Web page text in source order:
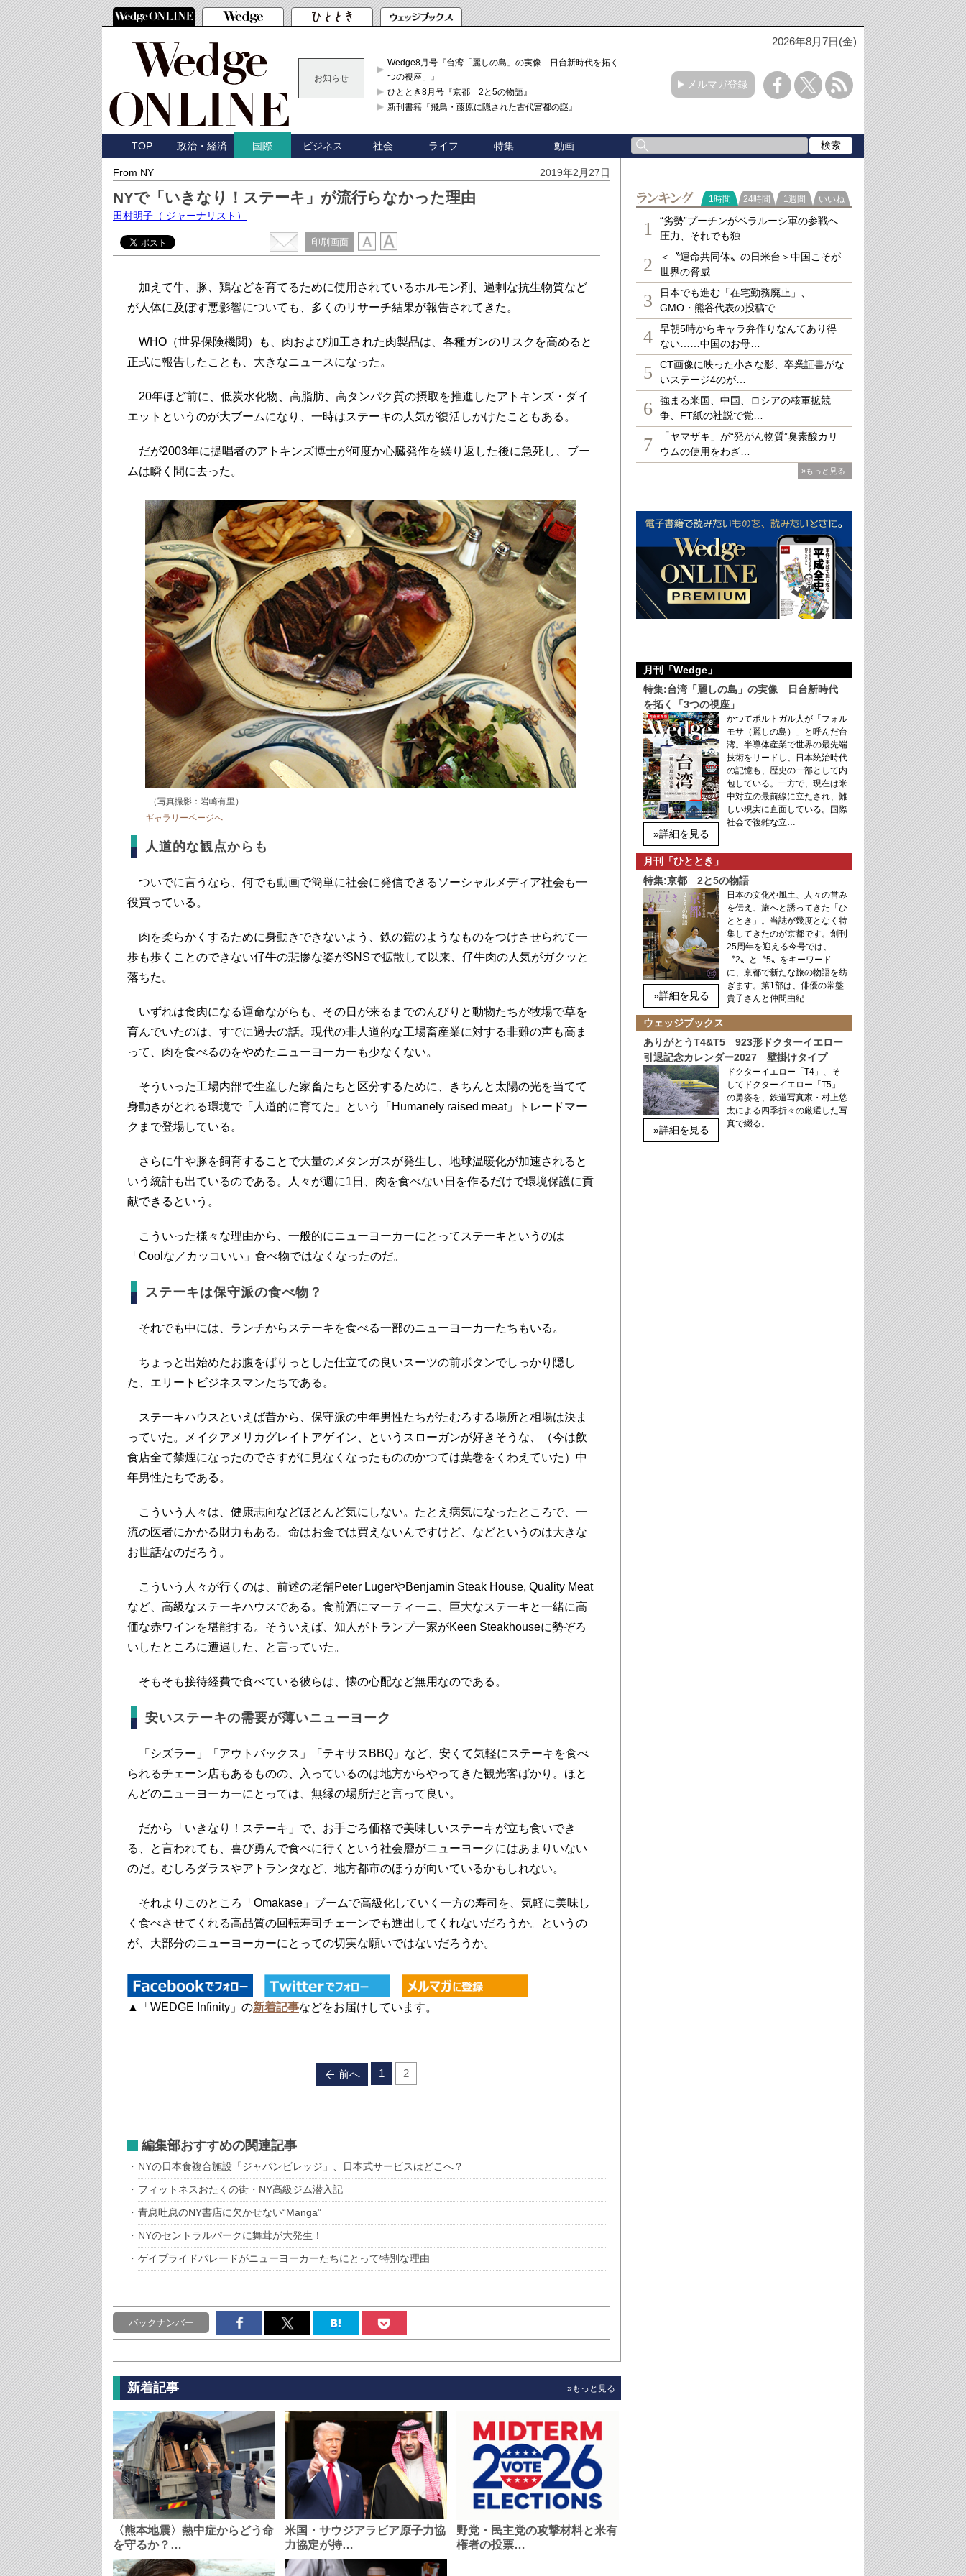
2026年8月7日(金)
お知らせ
Wedge8月号『台湾「麗しの島」の実像 日台新時代を拓く「3
つの視座」』
ひととき8月号『京都 2と5の物語』
新刊書籍『飛鳥・藤原に隠された古代宮都の謎』
メルマガ登録
TOP 政治・経済 国際 ビジネス 社会 ライフ 特集 動画
From NY 2019年2月27日
NYで「いきなり！ステーキ」が流行らなかった理由
田村明子 （ ジャーナリスト）
印刷画面
加えて牛、豚、鶏などを育てるために使用されているホルモン剤、過剰な抗生物質など
が人体に及ぼす悪影響についても、多くのリサーチ結果が報告されてきた。
WHO（世界保険機関）も、肉および加工された肉製品は、各種ガンのリスクを高めると
正式に報告したことも、大きなニュースになった。
20年ほど前に、低炭水化物、高脂肪、高タンパク質の摂取を推進したアトキンズ・ダイ
エットというのが大ブームになり、一時はステーキの人気が復活しかけたこともある。
だが2003年に提唱者のアトキンズ博士が何度か心臓発作を繰り返した後に急死し、ブー
ムは瞬く間に去った。
（写真撮影：岩崎有里）
ギャラリーページへ
人道的な観点からも
ついでに言うなら、何でも動画で簡単に社会に発信できるソーシャルメディア社会も一
役買っている。
肉を柔らかくするために身動きできないよう、鉄の鎧のようなものをつけさせられて一
歩も歩くことのできない仔牛の悲惨な姿がSNSで拡散して以来、仔牛肉の人気がガクッと
落ちた。
いずれは食肉になる運命ながらも、その日が来るまでのんびりと動物たちが牧場で草を
育んでいたのは、すでに過去の話。現代の非人道的な工場畜産業に対する非難の声も高ま
って、肉を食べるのをやめたニューヨーカーも少なくない。
そういった工場内部で生産した家畜たちと区分するために、きちんと太陽の光を当てて
身動きがとれる環境で「人道的に育てた」という「Humanely raised meat」トレードマー
クまで登場している。
さらに牛や豚を飼育することで大量のメタンガスが発生し、地球温暖化が加速されると
いう統計も出ているのである。人々が週に1日、肉を食べない日を作るだけで環境保護に貢
献できるという。
こういった様々な理由から、一般的にニューヨーカーにとってステーキというのは
「Coolな／カッコいい」食べ物ではなくなったのだ。
ステーキは保守派の食べ物？
それでも中には、ランチからステーキを食べる一部のニューヨーカーたちもいる。
ちょっと出始めたお腹をばりっとした仕立ての良いスーツの前ボタンでしっかり隠し
た、エリートビジネスマンたちである。
ステーキハウスといえば昔から、保守派の中年男性たちがたむろする場所と相場は決ま
っていた。メイクアメリカグレイトアゲイン、というスローガンが好きそうな、（今は飲
食店全て禁煙になったのでさすがに見なくなったもののかつては葉巻をくわえていた）中
年男性たちである。
こういう人々は、健康志向などほとんど気にしない。たとえ病気になったところで、一
流の医者にかかる財力もある。命はお金では買えないんですけど、などというのは大きな
お世話なのだろう。
こういう人々が行くのは、前述の老舗Peter LugerやBenjamin Steak House, Quality Meat
など、高級なステーキハウスである。食前酒にマーティーニ、巨大なステーキと一緒に高
価な赤ワインを堪能する。そういえば、知人がトランプ一家がKeen Steakhouseに勢ぞろ
いしたところに遭遇した、と言っていた。
そもそも接待経費で食べている彼らは、懐の心配など無用なのである。
安いステーキの需要が薄いニューヨーク
「シズラー」「アウトバックス」「テキサスBBQ」など、安くて気軽にステーキを食べ
られるチェーン店もあるものの、入っているのは地方からやってきた観光客ばかり。ほと
んどのニューヨーカーにとっては、無縁の場所だと言って良い。
だから「いきなり！ステーキ」で、お手ごろ価格で美味しいステーキが立ち食いでき
る、と言われても、喜び勇んで食べに行くという社会層がニューヨークにはあまりいない
のだ。むしろダラスやアトランタなど、地方都市のほうが向いているかもしれない。
それよりこのところ「Omakase」ブームで高級化していく一方の寿司を、気軽に美味し
く食べさせてくれる高品質の回転寿司チェーンでも進出してくれないだろうか。というの
が、大部分のニューヨーカーにとっての切実な願いではないだろうか。
▲「WEDGE Infinity」の新着記事などをお届けしています。
前へ 1 2
編集部おすすめの関連記事
NYの日本食複合施設「ジャパンビレッジ」、日本式サービスはどこへ？
フィットネスおたくの街・NY高級ジム潜入記
青息吐息のNY書店に欠かせない“Manga”
NYのセントラルパークに舞茸が大発生！
ゲイプライドパレードがニューヨーカーたちにとって特別な理由
バックナンバー
新着記事 »もっと見る
〈熊本地震〉熱中症からどう命
を守るか？…
米国・サウジアラビア原子力協
力協定が持…
野党・民主党の攻撃材料と米有
権者の投票…
ランキング
1時間 24時間 1週間 いいね
1
“劣勢”プーチンがベラルーシ軍の参戦へ
圧力、それでも独…
2
＜〝運命共同体〟の日米台＞中国こそが
世界の脅威....…
3
日本でも進む「在宅勤務廃止」、
GMO・熊谷代表の投稿で…
4
早朝5時からキャラ弁作りなんてあり得
ない……中国のお母…
5
CT画像に映った小さな影、卒業証書がな
いステージ4のが…
6
強まる米国、中国、ロシアの核軍拡競
争、FT紙の社説で覚…
7
「ヤマザキ」が“発がん物質”臭素酸カリ
ウムの使用をわざ…
»もっと見る
月刊「Wedge」
特集:台湾「麗しの島」の実像 日台新時代
を拓く「3つの視座」
»詳細を見る
かつてポルトガル人が「フォル
モサ（麗しの島）」と呼んだ台
湾。半導体産業で世界の最先端
技術をリードし、日本統治時代
の記憶も、歴史の一部として内
包している。一方で、現在は米
中対立の最前線に立たされ、難
しい現実に直面している。国際
社会で複雑な立…
月刊「ひととき」
特集:京都 2と5の物語
»詳細を見る
日本の文化や風土、人々の営み
を伝え、旅へと誘ってきた「ひ
ととき」。当誌が幾度となく特
集してきたのが京都です。創刊
25周年を迎える今号では、
〝2〟と〝5〟をキーワード
に、京都で新たな旅の物語を紡
ぎます。第1部は、俳優の常盤
貴子さんと仲間由紀…
ウェッジブックス
ありがとうT4&T5 923形ドクターイエロー
引退記念カレンダー2027 壁掛けタイプ
»詳細を見る
ドクターイエロー「T4」、そ
してドクターイエロー「T5」
の勇姿を、鉄道写真家・村上悠
太による四季折々の厳選した写
真で綴る。